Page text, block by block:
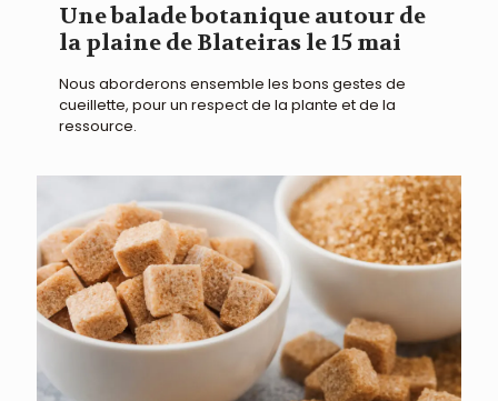
Une balade botanique autour de
la plaine de Blateiras le 15 mai
Nous aborderons ensemble les bons gestes de
cueillette, pour un respect de la plante et de la
ressource.